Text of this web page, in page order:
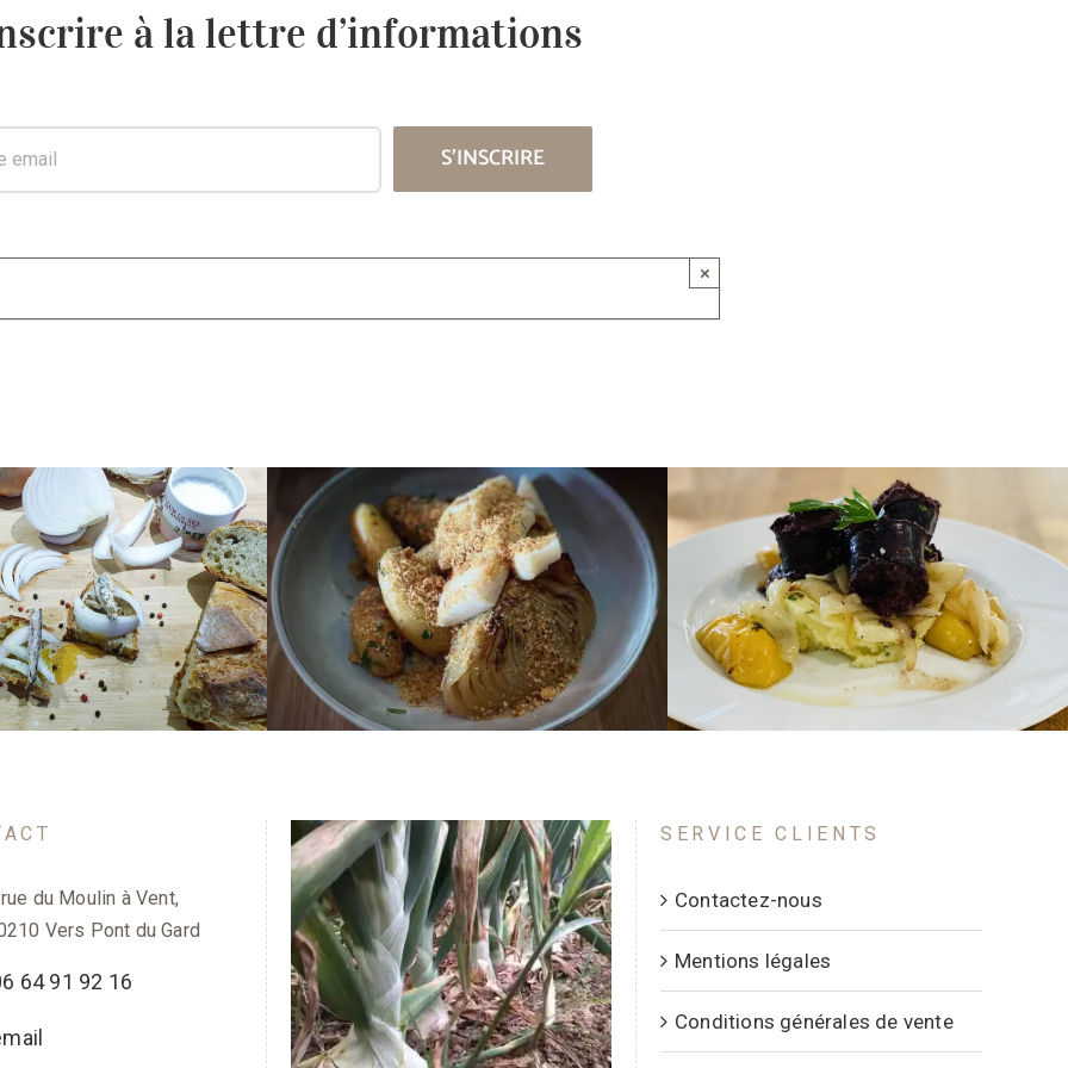
à la lettre d’informations
×
Idée tapas
Lamelles de seiches grillées, oignon
doux
Boudin noir Poêlée de pommes &
oignons doux
du Moulin à Vent,
Vers Pont du Gard
64 91 92 16
SERVICE CLIENTS
Contactez-nous
Mentions légales
Conditions générales de vente